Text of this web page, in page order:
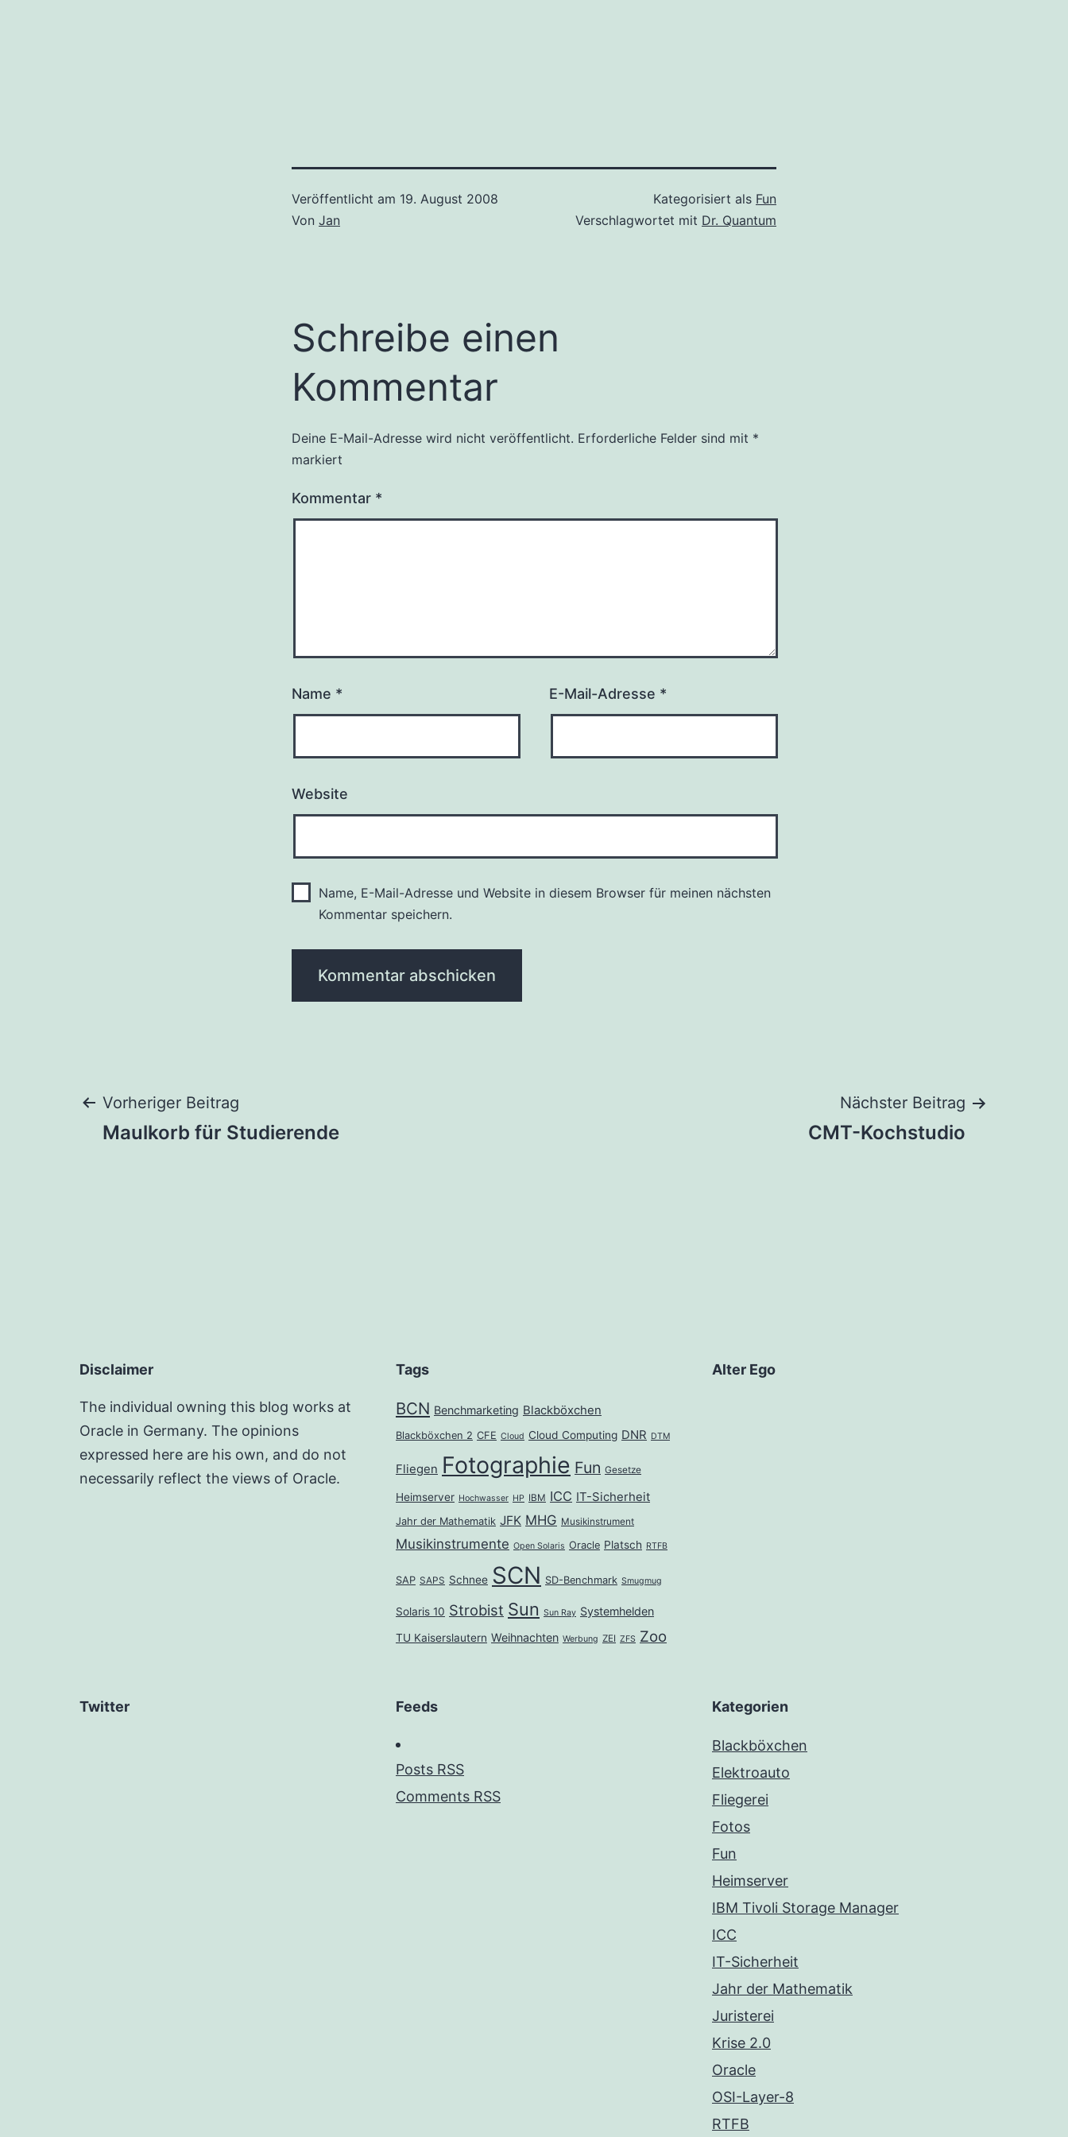
Veröffentlicht am 19. August 2008
Von Jan
Kategorisiert als Fun
Verschlagwortet mit Dr. Quantum
Schreibe einen
Kommentar
Deine E-Mail-Adresse wird nicht veröffentlicht. Erforderliche Felder sind mit *
markiert
Kommentar *
Name * E-Mail-Adresse *
Website
Name, E-Mail-Adresse und Website in diesem Browser für meinen nächsten
Kommentar speichern.
Beitragsnavigation
Vorheriger Beitrag
Maulkorb für Studierende
Nächster Beitrag
CMT-Kochstudio
Disclaimer
The individual owning this blog works at
Oracle in Germany. The opinions
expressed here are his own, and do not
necessarily reflect the views of Oracle.
Tags
BCN Benchmarketing Blackböxchen
Blackböxchen 2 CFE Cloud Cloud Computing DNR DTM
Fliegen Fotographie Fun Gesetze
Heimserver Hochwasser HP IBM ICC IT-Sicherheit
Jahr der Mathematik JFK MHG Musikinstrument
Musikinstrumente Open Solaris Oracle Platsch RTFB
SAP SAPS Schnee SCN SD-Benchmark Smugmug
Solaris 10 Strobist Sun Sun Ray Systemhelden
TU Kaiserslautern Weihnachten Werbung ZEI ZFS Zoo
Alter Ego
Twitter Feeds
Posts RSS
Comments RSS
Kategorien
Blackböxchen
Elektroauto
Fliegerei
Fotos
Fun
Heimserver
IBM Tivoli Storage Manager
ICC
IT-Sicherheit
Jahr der Mathematik
Juristerei
Krise 2.0
Oracle
OSI-Layer-8
RTFB